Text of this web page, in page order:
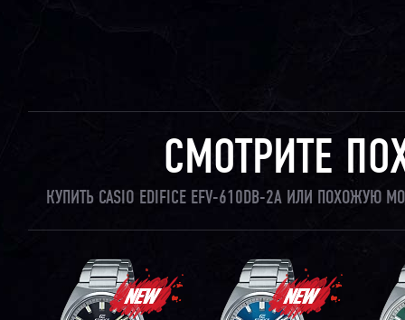
СМОТРИТЕ
КУПИТЬ CASIO EDIFICE EFV-610DB-2A ИЛИ ПОХОЖУЮ